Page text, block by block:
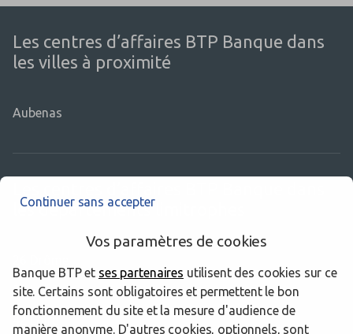
Les centres d’affaires BTP Banque dans
les villes à proximité
Aubenas
les départements limitrophes
38 Isère
42 Loire
Continuer sans accepter
Vos paramètres de cookies
Banque BTP et ses partenaires utilisent des cookies sur ce
site. Certains sont obligatoires et permettent le bon
fonctionnement du site et la mesure d'audience de
manière anonyme. D'autres cookies, optionnels, sont